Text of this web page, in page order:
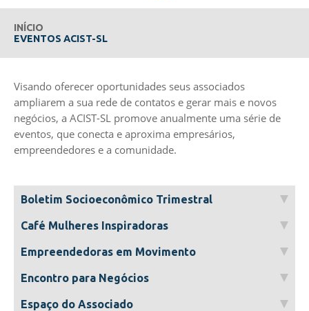
INÍCIO
EVENTOS ACIST-SL
Visando oferecer oportunidades seus associados
ampliarem a sua rede de contatos e gerar mais e novos
negócios, a ACIST-SL promove anualmente uma série de
eventos, que conecta e aproxima empresários,
empreendedores e a comunidade.
Boletim Socioeconômico Trimestral
Café Mulheres Inspiradoras
Empreendedoras em Movimento
Encontro para Negócios
Espaço do Associado